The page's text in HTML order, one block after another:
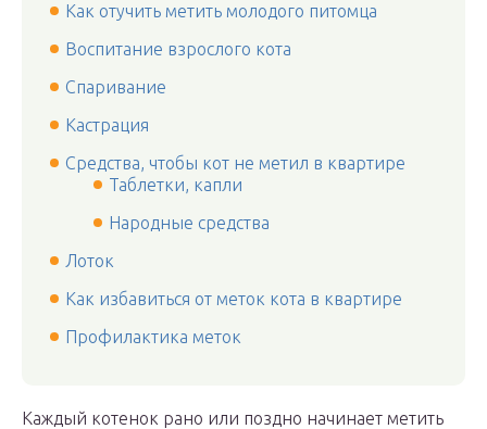
Как отучить метить молодого питомца
Воспитание взрослого кота
Спаривание
Кастрация
Средства, чтобы кот не метил в квартире
Таблетки, капли
Народные средства
Лоток
Как избавиться от меток кота в квартире
Профилактика меток
Каждый котенок рано или поздно начинает метить